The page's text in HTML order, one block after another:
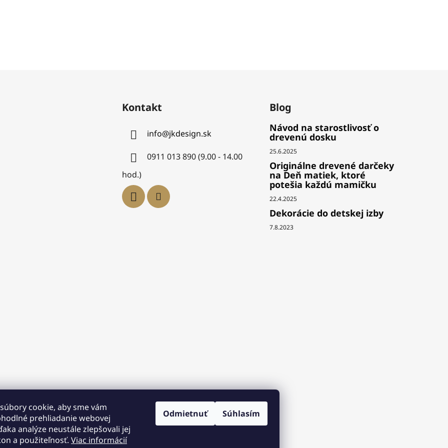
cookie, aby sme vám
prehliadanie webovej
analýze neustále zlepšovali jej
a použiteľnosť. Viac informácií
Odmietnuť Súhlasím
Kontakt
info@jkdesign.sk
0911 013 890 (9.00 - 14.00
hod.)
Blog
Návod na starostlivosť o
drevenú dosku
25.6.2025
Originálne drevené darčeky
na Deň matiek, ktoré
potešia každú mamičku
22.4.2025
Dekorácie do detskej izby
7.8.2023